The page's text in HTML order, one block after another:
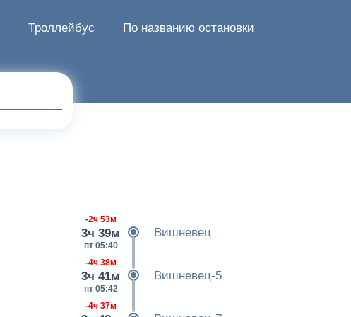
Троллейбус По названию остановки
-2ч 53м
3ч 39м
пт 05:40
Вишневец
-4ч 38м
3ч 41м
пт 05:42
Вишневец-5
-4ч 37м